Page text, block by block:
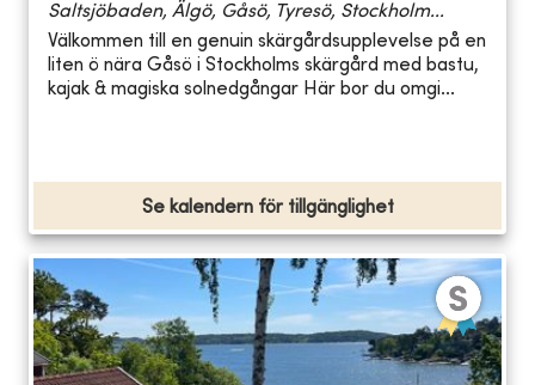
Saltsjöbaden, Älgö, Gåsö, Tyresö, Stockholm...
Välkommen till en genuin skärgårdsupplevelse på en
liten ö nära Gåsö i Stockholms skärgård med bastu,
kajak & magiska solnedgångar Här bor du omgi...
Se kalendern för tillgänglighet